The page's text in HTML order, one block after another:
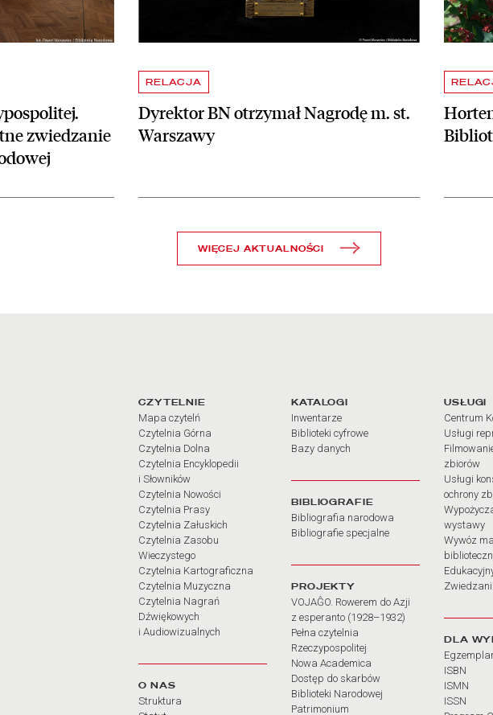
zwiedzanie
RELACJA
Dyrektor BN otrzymał Nagrodę m. st.
Warszawy
WIĘCEJ AKTUALNOŚCI
otwarciaLinki do najważniejszych
CZYTELNIE
Mapa czytelń
Czytelnia Górna
Czytelnia Dolna
Czytelnia Encyklopedii
i Słowników
Czytelnia Nowości
Czytelnia Prasy
Czytelnia Załuskich
Czytelnia Zasobu
Wieczystego
Czytelnia Kartograficzna
Czytelnia Muzyczna
Czytelnia Nagrań
Dźwiękowych
i Audiowizualnych
O NAS
Struktura
KATALOGI
Inwentarze
Biblioteki cyfrowe
Bazy danych
BIBLIOGRAFIE
Bibliografia narodowa
Bibliografie specjalne
PROJEKTY
VOJAĜO. Rowerem do Azji
z esperanto (1928–1932)
Pełna czytelnia
Rzeczypospolitej
Nowa Academica
Dostęp do skarbów
Biblioteki Narodowej
Patrimonium
USŁUGI
Centrum
Usługi
zbiorów
Usługi
ochrony
wystawy
Wywóz
DLA
ISBN
ISMN
ISSN